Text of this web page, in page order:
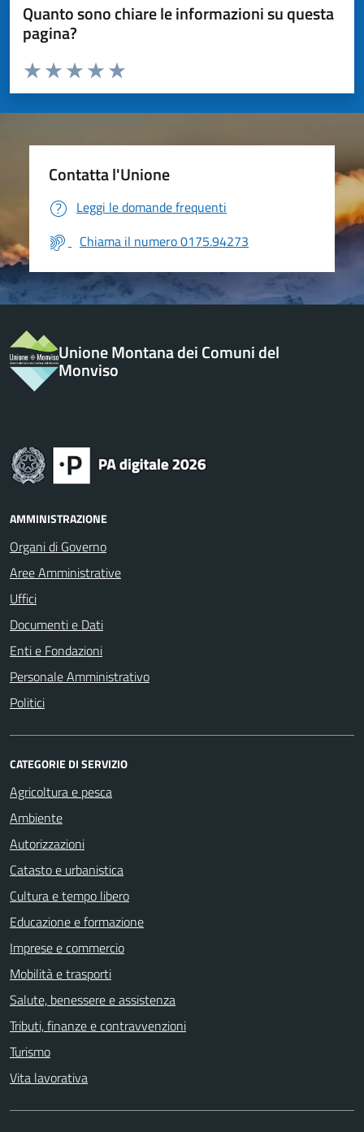
Quanto sono chiare le informazioni su questa
pagina?
Valuta da 1 a 5 stelle la pagina
Valuta 5 stelle su 5
Valuta 4 stelle su 5
Valuta 3 stelle su 5
Valuta 2 stelle su 5
Valuta 1 stelle su 5
Contatta l'Unione
Leggi le domande frequenti
Chiama il numero 0175.94273
Unione Montana dei Comuni del
Monviso
AMMINISTRAZIONE
Organi di Governo
Aree Amministrative
Uffici
Documenti e Dati
Enti e Fondazioni
Personale Amministrativo
Politici
CATEGORIE DI SERVIZIO
Agricoltura e pesca
Ambiente
Autorizzazioni
Catasto e urbanistica
Cultura e tempo libero
Educazione e formazione
Imprese e commercio
Mobilità e trasporti
Salute, benessere e assistenza
Tributi, finanze e contravvenzioni
Turismo
Vita lavorativa